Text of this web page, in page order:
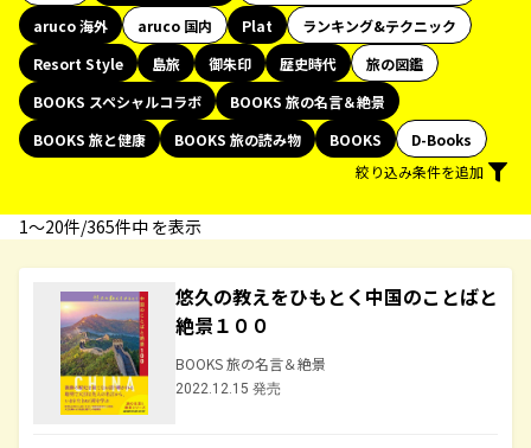
aruco 海外
aruco 国内 Plat
ランキング&テクニック
Resort Style
島旅 御朱印 歴史時代
旅の図鑑
BOOKS スペシャルコラボ
BOOKS 旅の名言＆絶景
BOOKS 旅と健康
BOOKS 旅の読み物 BOOKS
D-Books
絞り込み条件を追加
1〜20件/365件中 を表示
悠久の教えをひもとく中国のことばと
絶景１００
BOOKS 旅の名言＆絶景
2022.12.15 発売